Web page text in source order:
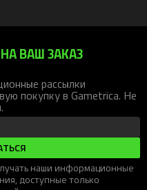
ВАШ ЗАКАЗ
рассылки
покупку в Gametrica. Не
наши информационные
доступные только